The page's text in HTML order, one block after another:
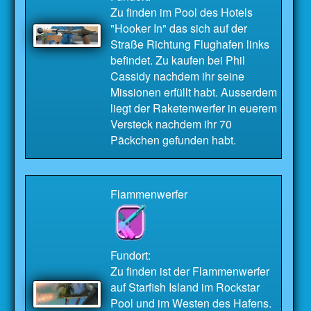
Zu finden im Pool des Hotels
"Hooker In" das sich auf der
Straße Richtung Flughafen links
befindet. Zu kaufen bei Phil
Cassidy nachdem ihr seine
Missionen erfüllt habt. Ausserdem
liegt der Raketenwerfer in euerem
Versteck nachdem ihr 70
Päckchen gefunden habt.
Flammenwerfer
Fundort:
Zu finden ist der Flammenwerfer
auf Starfish Island im Rockstar
Pool und im Westen des Hafens.